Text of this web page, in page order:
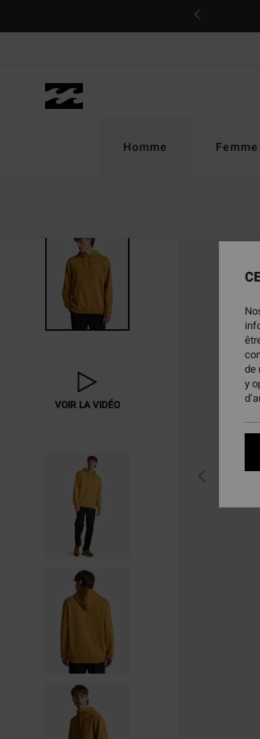
Homme Femme
VOIR LA VIDÉO
de
y